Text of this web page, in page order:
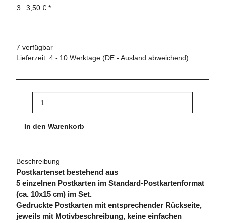
3
3,50 € *
7 verfügbar
Lieferzeit: 4 - 10 Werktage (DE - Ausland abweichend)
In den Warenkorb
Beschreibung
Postkartenset bestehend aus
5 einzelnen Postkarten im Standard-Postkartenformat
(ca. 10x15 cm) im Set.
Gedruckte Postkarten mit entsprechender Rückseite,
jeweils mit Motivbeschreibung, keine einfachen